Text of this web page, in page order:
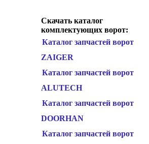
Скачать каталог
комплектующих ворот:
Каталог запчастей ворот
ZAIGER
Каталог запчастей ворот
ALUTECH
Каталог запчастей ворот
DOORHAN
Каталог запчастей ворот